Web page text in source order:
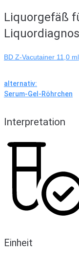
Liquorgefäß
BD Z-Vacutainer 11,0 ml
alternativ:
Serum-Gel-Röhrchen
Interpretation
Einheit